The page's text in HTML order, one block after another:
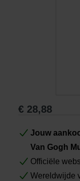
€ 28,88
Jouw
Van Gogh
Officiële
Wereldwijde